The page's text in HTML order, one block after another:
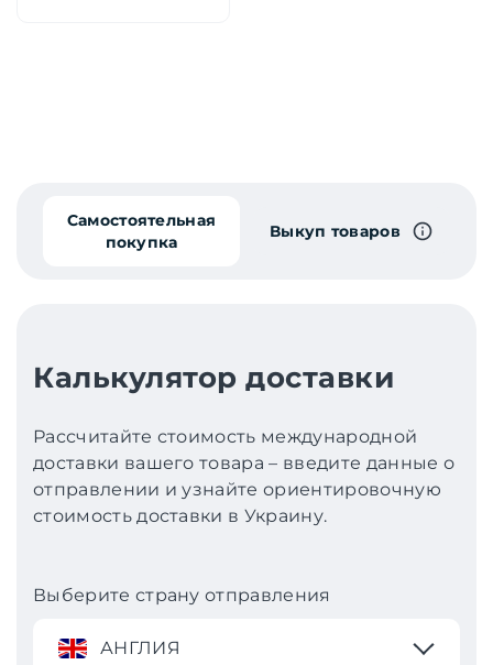
Самостоятельная
покупка
Выкуп товаров
Калькулятор доставки
Рассчитайте стоимость международной
доставки вашего товара – введите данные о
отправлении и узнайте ориентировочную
стоимость доставки в Украину.
Выберите страну отправления
АНГЛИЯ